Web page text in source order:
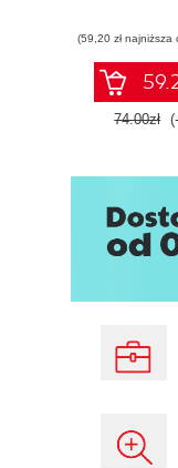
(59,20 zł najniższa
74.00zł